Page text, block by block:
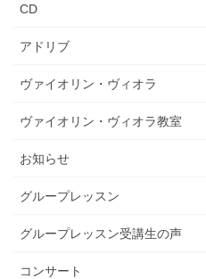
CD
アドリブ
ヴァイオリン・ヴィオラ
ヴァイオリン・ヴィオラ教室
お知らせ
グループレッスン
グループレッスン受講生の声
コンサート